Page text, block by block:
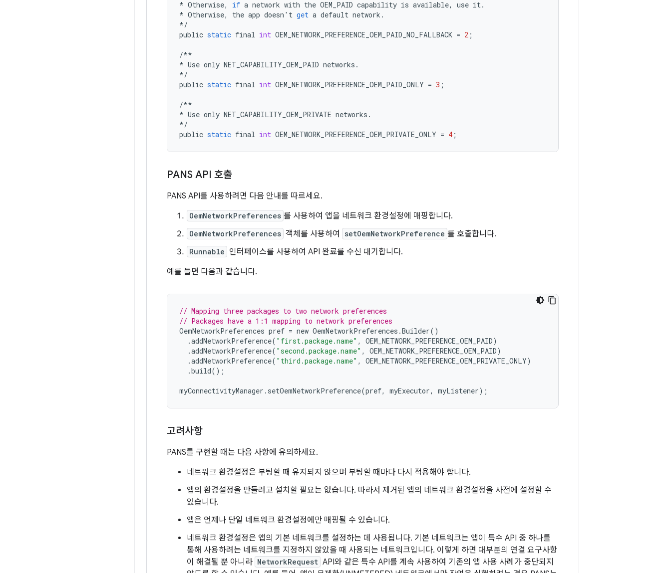
* Otherwise, if a network with the OEM_PAID capability is available, use it.
* Otherwise, the app doesn ' t get a default network .
*/
public static final int OEM_NETWORK_PREFERENCE_OEM_PAID_NO_FALLBACK = 2 ;
/**
* Use only NET_CAPABILITY_OEM_PAID networks .
*/
public static final int OEM_NETWORK_PREFERENCE_OEM_PAID_ONLY = 3 ;
/**
* Use only NET_CAPABILITY_OEM_PRIVATE networks .
*/
public static final int OEM_NETWORK_PREFERENCE_OEM_PRIVATE_ONLY = 4 ;
PANS API 호출
PANS API를 사용하려면 다음 안내를 따르세요.
OemNetworkPreferences 를 사용하여 앱을 네트워크 환경설정에 매핑합니다.
OemNetworkPreferences 객체를 사용하여 setOemNetworkPreference 를 호출합니다.
Runnable 인터페이스를 사용하여 API 완료를 수신 대기합니다.
예를 들면 다음과 같습니다.
// Mapping three packages to two network preferences
// Packages have a 1:1 mapping to network preferences
OemNetworkPreferences pref = new OemNetworkPreferences .Builder()
.addNetworkPreference( "first.package.name" , OEM_NETWORK_PREFERENCE_OEM_PAID)
.addNetworkPreference( "second.package.name" , OEM_NETWORK_PREFERENCE_OEM_PAID)
.addNetworkPreference( "third.package.name" , OEM_NETWORK_PREFERENCE_OEM_PRIVATE_ONLY)
.build();
myConnectivityManager . setOemNetworkPreference(pref, myExecutor, myListener);
고려사항
PANS를 구현할 때는 다음 사항에 유의하세요.
네트워크 환경설정은 부팅할 때 유지되지 않으며 부팅할 때마다 다시 적용해야 합니다.
앱의 환경설정을 만들려고 설치할 필요는 없습니다. 따라서 제거된 앱의 네트워크 환경설정을 사전에 설정할 수
있습니다.
앱은 언제나 단일 네트워크 환경설정에만 매핑될 수 있습니다.
네트워크 환경설정은 앱의 기본 네트워크를 설정하는 데 사용됩니다. 기본 네트워크는 앱이 특수 API 중 하나를
통해 사용하려는 네트워크를 지정하지 않았을 때 사용되는 네트워크입니다. 이렇게 하면 대부분의 연결 요구사항
이 해결될 뿐 아니라 NetworkRequest API와 같은 특수 API를 계속 사용하여 기존의 앱 사용 사례가 중단되지